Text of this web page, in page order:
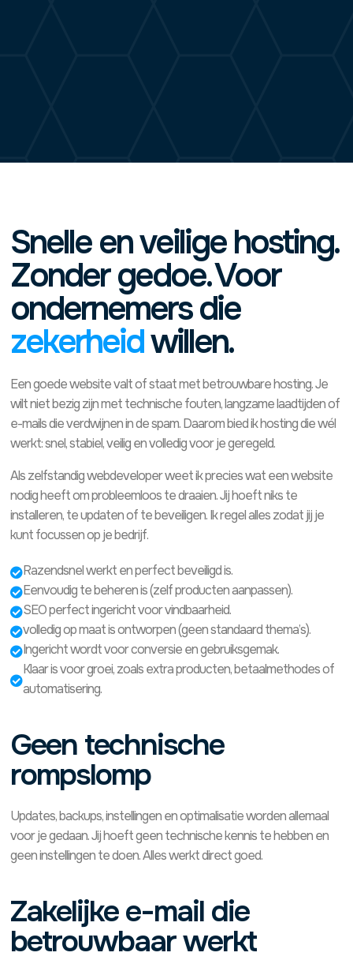
Snelle en veilige hosting.
Zonder gedoe. Voor
ondernemers die
zekerheidwillen.
Een goede website valt of staat met betrouwbare hosting. Je
wilt niet bezig zijn met technische fouten, langzame laadtijden of
e-mails die verdwijnen in de spam. Daarom bied ik hosting die wél
werkt: snel, stabiel, veilig en volledig voor je geregeld.
Als zelfstandig webdeveloper weet ik precies wat een website
nodig heeft om probleemloos te draaien. Jij hoeft niks te
installeren, te updaten of te beveiligen. Ik regel alles zodat jij je
kunt focussen op je bedrijf.
Razendsnel werkt en perfect beveiligd is.
Eenvoudig te beheren is (zelf producten aanpassen).
SEO perfect ingericht voor vindbaarheid.
volledig op maat is ontworpen (geen standaard thema’s).
Ingericht wordt voor conversie en gebruiksgemak.

Klaar is voor groei, zoals extra producten, betaalmethodes of
automatisering.
Geen technische
rompslomp
Updates, backups, instellingen en optimalisatie worden allemaal
voor je gedaan. Jij hoeft geen technische kennis te hebben en
geen instellingen te doen. Alles werkt direct goed.
Zakelijke e-mail die
betrouwbaar werkt